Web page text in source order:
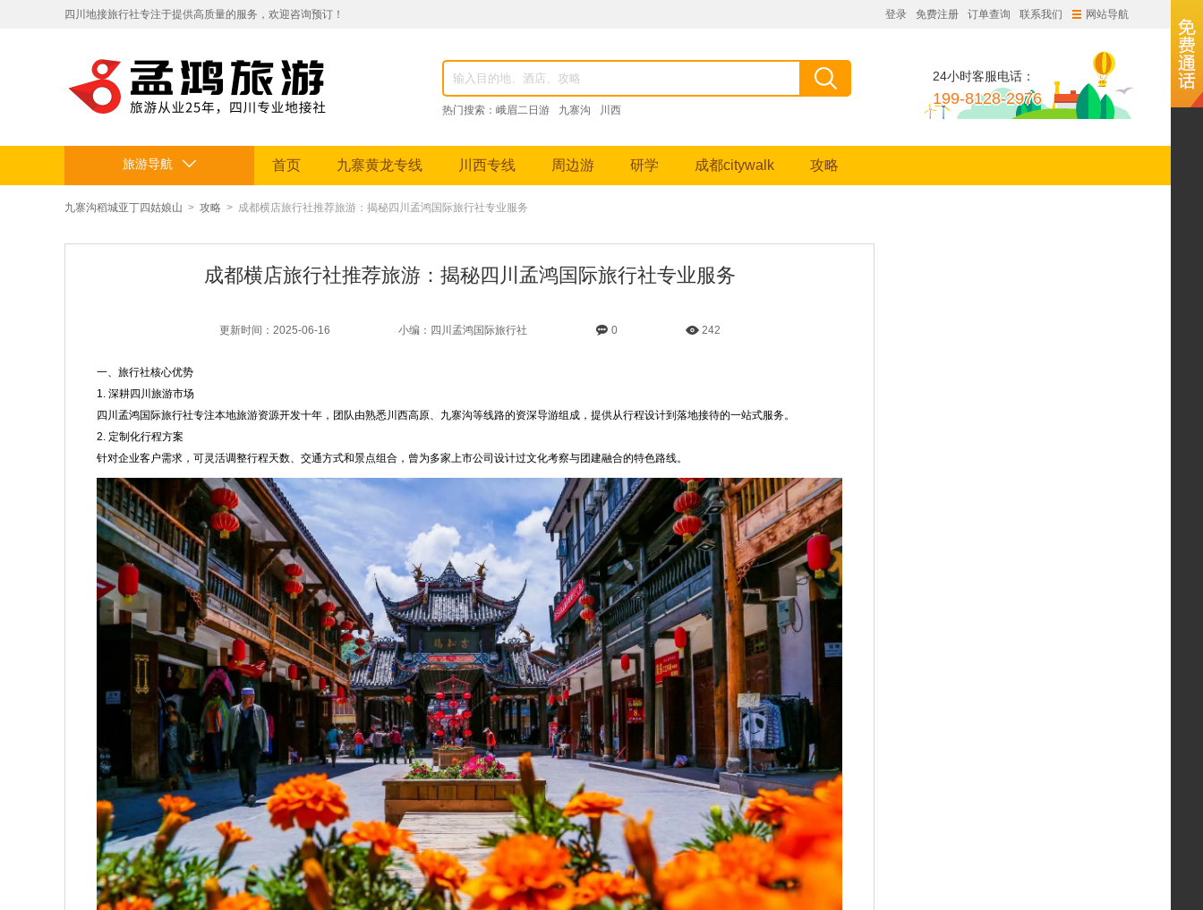
​四川地接旅行社专注于提供高质量的服务，欢迎咨询预订！
定制贴心行程，让您的旅途省心舒适，畅享四川美景。电话：19981282976，成都跟团游、九寨沟纯玩团、峨眉山深度游、稻城亚丁摄影之旅等特色线路。
登录 免费注册 订单查询 联系我们 网站导航
热门搜索： 峨眉二日游 九寨沟 川西
24小时客服电话：
199-8128-2976
旅游导航 首页 九寨黄龙专线 川西专线 周边游 研学 成都citywalk 攻略
九寨沟稻城亚丁四姑娘山 > 攻略 > 成都横店旅行社推荐旅游：揭秘四川孟鸿国际旅行社专业服务
成都横店旅行社推荐旅游：揭秘四川孟鸿国际旅行社专业服务
更新时间：2025-06-16 小编：四川孟鸿国际旅行社 0 242
一、旅行社核心优势
1. 深耕四川旅游市场
四川孟鸿国际旅行社专注本地旅游资源开发十年，团队由熟悉川西高原、九寨沟等线路的资深导游组成，提供从行程设计到落地接待的一站式服务。
2. 定制化行程方案
针对企业客户需求，可灵活调整行程天数、交通方式和景点组合，曾为多家上市公司设计过文化考察与团建融合的特色路线。